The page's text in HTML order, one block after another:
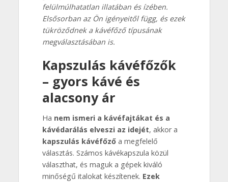
felülmúlhatatlan illatában és ízében.
Elsősorban az Ön igényeitől függ, és ezek
tükröződnek a kávéfőző típusának
megválasztásában is.
Kapszulás kávéfőzők
– gyors kávé és
alacsony ár
Ha nem ismeri a kávéfajtákat és a
kávédarálás elveszi az idejét, akkor a
kapszulás kávéfőzőa megfelelő
választás. Számos kávékapszula közül
választhat, és maguk a gépek kiváló
minőségű italokat készítenek. Ezek